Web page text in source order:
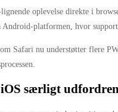
oplevelse direkte i
platformen, hvor
Safari nu understøtter flere
særligt